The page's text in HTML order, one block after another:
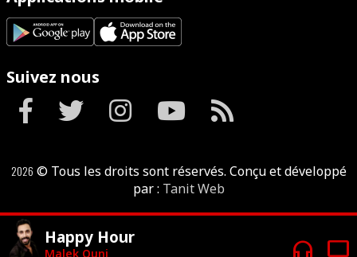
Suivez nous
2026 © Tous les droits sont réservés. Conçu et développé
par : Tanit Web
Happy Hour
Malek Ouni headphones tv